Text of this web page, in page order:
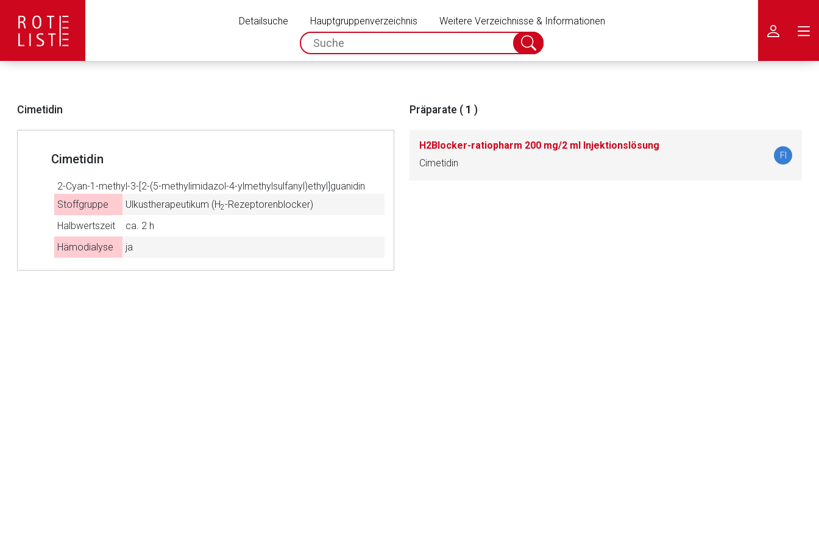
Detailsuche Hauptgruppenverzeichnis
Weitere Verzeichnisse & Informationen
spc.search.input.placeholder
Suche
abschicken
Cimetidin
Cimetidin
2-Cyan-1-methyl-3-[2-(5-methylimidazol-4-ylmethylsulfanyl)ethyl]guanidin
Stoffgruppe
Ulkustherapeutikum (H2-Rezeptorenblocker)
Halbwertszeit
ca. 2 h
Hämodialyse
ja
Präparate ( 1 )
H2Blocker-ratiopharm 200 mg/2 ml Injektionslösung
Cimetidin
FI
Der von Ihnen aufgerufene Link öffnet eine externe Web-Seite. Für die Inhalte der externen Web-Seite ist deren